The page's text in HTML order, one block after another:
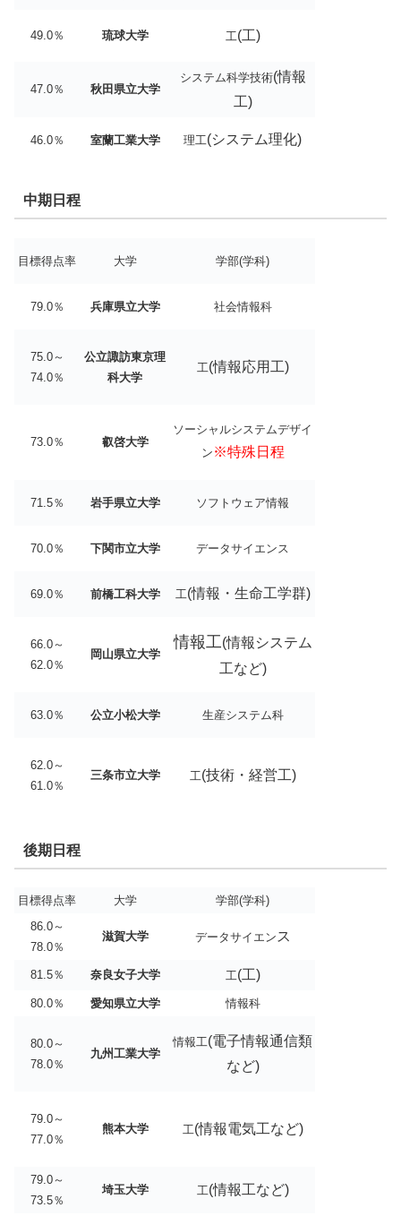
49.0％ 琉球大学 工(工)
47.0％ 秋田県立大学
システム科学技術(情報
工)
46.0％ 室蘭工業大学 理工(システム理化)
中期日程
目標得点率 大学 学部(学科)
79.0％ 兵庫県立大学 社会情報科
75.0～
74.0％
公立諏訪東京理
科大学
工(情報応用工)
73.0％ 叡啓大学
ソーシャルシステムデザイ
ン ※特殊日程
71.5％ 岩手県立大学 ソフトウェア情報
70.0％ 下関市立大学 データサイエンス
69.0％ 前橋工科大学 工(情報・生命工学群)
66.0～
62.0％
岡山県立大学
情報工(情報システム
工など)
63.0％ 公立小松大学 生産システム科
62.0～
61.0％
三条市立大学 工(技術・経営工)
後期日程
目標得点率 大学
学部(学科)
86.0～
78.0％
滋賀大学 データサイエン ス
81.5％ 奈良女子大学 工(工)
80.0％ 愛知県立大学 情報科
80.0～
78.0％
九州工業大学
情報工(電子情報通信類
など)
79.0～
77.0％
熊本大学 工(情報電気工など)
79.0～
73.5％
埼玉大学 工(情報工など)